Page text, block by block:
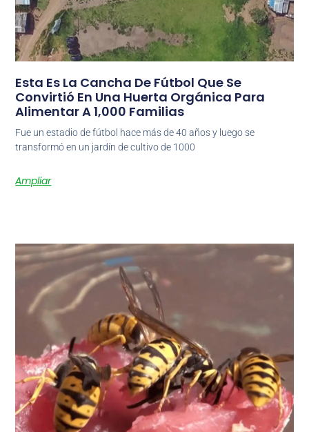
Esta Es La Cancha De Fútbol Que Se
Convirtió En Una Huerta Orgánica Para
Alimentar A 1,000 Familias
Fue un estadio de fútbol hace más de 40 años y luego se
transformó en un jardín de cultivo de 1000
Ampliar